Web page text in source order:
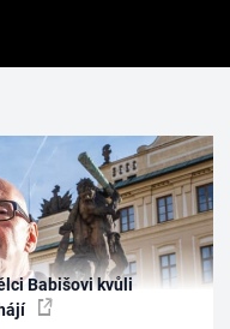
Babišovi kvůli